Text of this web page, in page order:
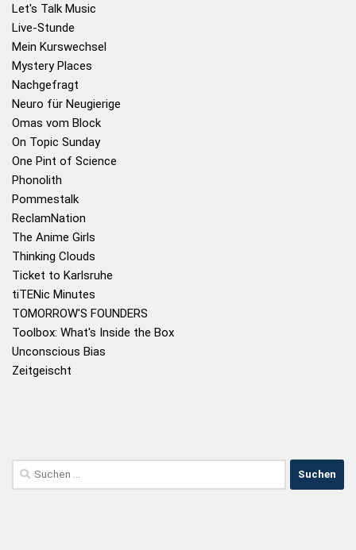
Let's Talk Music
Live-Stunde
Mein Kurswechsel
Mystery Places
Nachgefragt
Neuro für Neugierige
Omas vom Block
On Topic Sunday
One Pint of Science
Phonolith
Pommestalk
ReclamNation
The Anime Girls
Thinking Clouds
Ticket to Karlsruhe
tiTENic Minutes
TOMORROW'S FOUNDERS
Toolbox: What's Inside the Box
Unconscious Bias
Zeitgeischt